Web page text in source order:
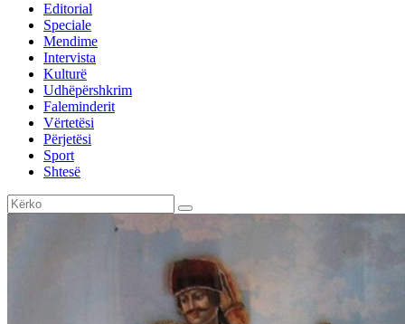
Editorial
Speciale
Mendime
Intervista
Kulturë
Udhëpërshkrim
Faleminderit
Vërtetësi
Përjetësi
Sport
Shtesë